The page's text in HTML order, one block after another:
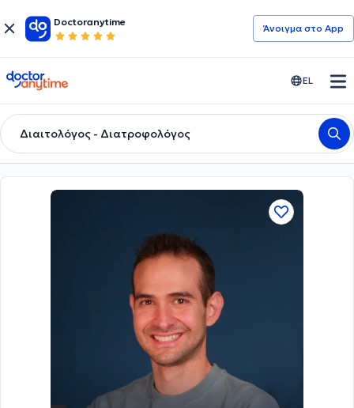
Doctoranytime
Άνοιγμα στο App
doctoranytime EL
Διαιτολόγος - Διατροφολόγος